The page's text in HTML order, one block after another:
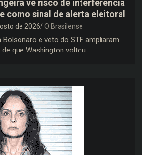
vê risco de interferência
como sinal de alerta eleitoral
de 2026 O Brasilense
Bolsonaro e veto do STF ampliaram
que Washington voltou…